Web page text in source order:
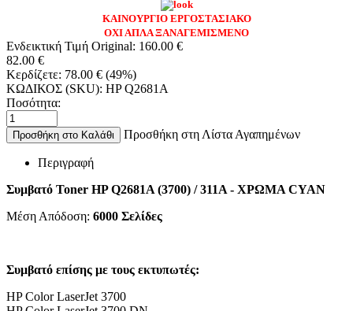
ΚΑΙΝΟΥΡΓΙΟ ΕΡΓΟΣΤΑΣΙΑΚΟ
ΟΧΙ ΑΠΛΑ ΞΑΝΑΓΕΜΙΣΜΕΝΟ
Ενδεικτική Τιμή Original: 160.00 €
82.00 €
Κερδίζετε: 78.00 € (49%)
ΚΩΔΙΚΟΣ (SKU): HP Q2681A
Ποσότητα:
Προσθήκη στο Καλάθι Προσθήκη στη Λίστα Αγαπημένων
Περιγραφή
Συμβατό Toner HP Q2681A (3700) / 311A - ΧΡΩΜΑ CYAN
Μέση Απόδοση: 6000 Σελίδες
Συμβατό επίσης με τους εκτυπωτές:
HP Color LaserJet 3700